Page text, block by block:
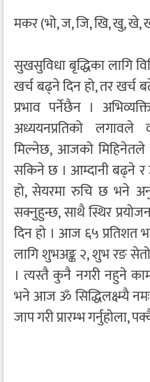
मकर (भो, ज, जि, खि, खु, खे,
सुखसुविधा बृद्धिका लागि
खर्च बढ्ने दिन हो, तर खर्च
प्रभाव पर्नेछैन ।
अध्ययनप्रतिको लगावले
मिल्नेछ, आजको मिहिनेतले
सकिने छ । आम्दानी बढ्ने र
हो, सेयरमा रुचि छ भने
सक्नुहुन्छ, साथै स्थिर
दिन हो । आज ६५ प्रतिशत
लागि शुभअङ्क २, शुभ रङ
। त्यस्तै कुनै नगरी नहुने
भने आज ॐ सिद्धिलक्ष्म्यै
जाप गरी प्रारम्भ गर्नुहोला,